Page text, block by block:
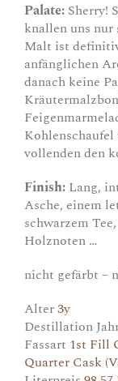
Palate: Sherry!
knallen uns nur
Malt ist
anfänglichen
danach keine
vollenden den
Finish: Lang,
Asche, einem
schwarzem
Holznoten …
nicht gefärbt –
Alter3y
Destillation
Fassart 1st Fill
Quarter Cask